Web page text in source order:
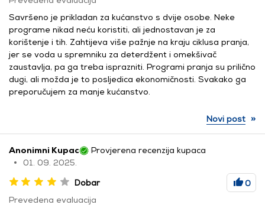
Savršeno je prikladan za kućanstvo s dvije osobe. Neke
programe nikad neću koristiti, ali jednostavan je za
korištenje i tih. Zahtijeva više pažnje na kraju ciklusa pranja,
jer se voda u spremniku za deterdžent i omekšivač
zaustavlja, pa ga treba isprazniti. Programi pranja su prilično
dugi, ali možda je to posljedica ekonomičnosti. Svakako ga
preporučujem za manje kućanstvo.
Novi post »
Anonimni Kupac
Provjerena recenzija kupaca
01. 09. 2025.
Dobar
0
Prevedena evaluacija